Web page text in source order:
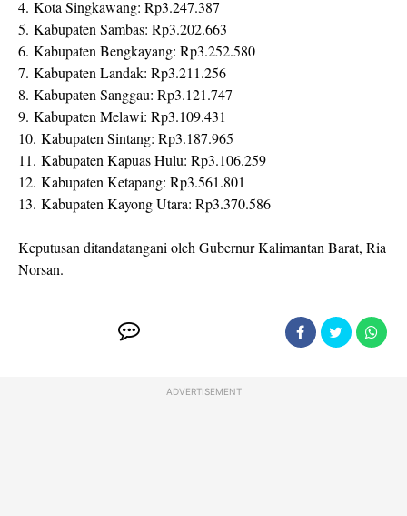
4. Kota Singkawang: Rp3.247.387
5. Kabupaten Sambas: Rp3.202.663
6. Kabupaten Bengkayang: Rp3.252.580
7. Kabupaten Landak: Rp3.211.256
8. Kabupaten Sanggau: Rp3.121.747
9. Kabupaten Melawi: Rp3.109.431
10. Kabupaten Sintang: Rp3.187.965
11. Kabupaten Kapuas Hulu: Rp3.106.259
12. Kabupaten Ketapang: Rp3.561.801
13. Kabupaten Kayong Utara: Rp3.370.586
Keputusan ditandatangani oleh Gubernur Kalimantan Barat, Ria
Norsan.
ADVERTISEMENT